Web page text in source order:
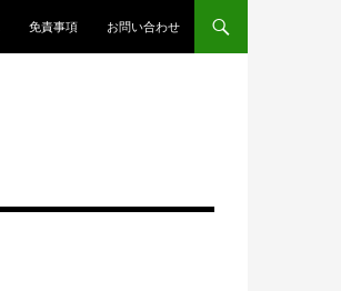
免責事項 お問い合わせ